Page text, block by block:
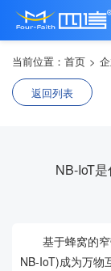
当前位置： 首页 >
返回列表
NB-IoT
基于蜂窝的窄
NB-IoT)成为万物